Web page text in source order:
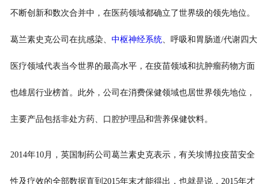
不断创新和数次合并中，在医药领域都确立了世界级的领先地位。
葛兰素史克公司在抗感染、 中枢神经系统、呼吸和胃肠道/代谢四大
医疗领域代表当今世界的最高水平，在疫苗领域和抗肿瘤药物方面
也雄居行业榜首。此外，公司在消费保健领域也居世界领先地位，
主要产品包括非处方药、口腔护理品和营养保健饮料。
2014年10月，英国制药公司葛兰素史克表示，有关埃博拉疫苗安全
性及疗效的全部数据直到2015年末才能得出，也就是说，2015年才